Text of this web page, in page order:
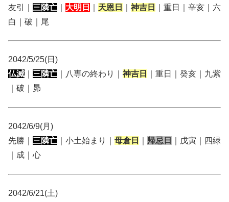
友引｜ 三隣亡 大明日 天恩日 神吉日
｜重日｜辛亥｜六
白｜破｜尾
2042/5/25(日)
仏滅
三隣亡 ｜八専の終わり｜ 神吉日
｜重日｜癸亥｜九紫
｜破｜昴
2042/6/9(月)
先勝｜ 三隣亡 ｜小土始まり｜ 母倉日 帰忌日
｜戊寅｜四緑
｜成｜心
2042/6/21(土)